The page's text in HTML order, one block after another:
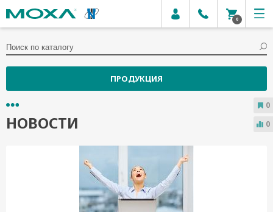
0
ПРОДУКЦИЯ
НОВОСТИ
0
0